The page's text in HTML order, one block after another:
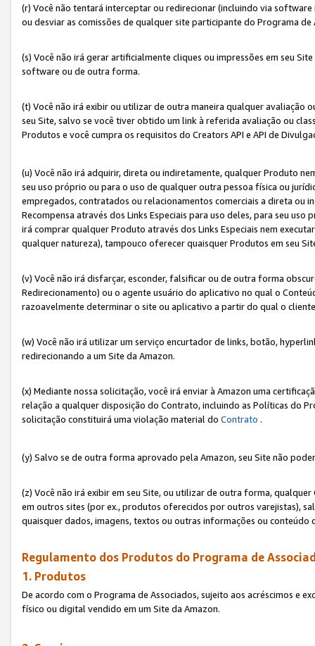
(r) Você não tentará interceptar ou redirecionar (incluindo via
ou desviar as comissões de qualquer site participante do Programa de
(s) Você não irá gerar artificialmente cliques ou impressões em seu
software ou de outra forma.
(t) Você não irá exibir ou utilizar de outra maneira qualquer avaliação
seu Site, salvo se você tiver obtido um link à referida avaliação ou
Produtos e você cumpra os requisitos do Creators API e API de
(u) Você não irá adquirir, direta ou indiretamente, qualquer Produto
seu uso próprio ou para o uso de qualquer outra pessoa física ou
empregados, contratados ou relacionamentos comerciais a direta ou
Recompensa através dos Links Especiais para uso deles, para seu
irá comprar qualquer Produto através dos Links Especiais nem
qualquer natureza), tampouco oferecer quaisquer Produtos em seu
(v) Você não irá disfarçar, esconder, falsificar ou de outra forma
Redirecionamento) ou o agente usuário do aplicativo no qual o
razoavelmente determinar o site ou aplicativo a partir do qual o
(w) Você não irá utilizar um serviço encurtador de links, botão,
redirecionando a um Site da Amazon.
(x) Mediante nossa solicitação, você irá enviar à Amazon uma
relação a qualquer disposição do Contrato, incluindo as Políticas do
solicitação constituirá uma violação material do Contrato .
(y) Salvo se de outra forma aprovado pela Amazon, seu Site não
(z) Você não irá exibir em seu Site, ou utilizar de outra forma,
em outros sites (por ex., produtos oferecidos por outros varejistas),
quaisquer dados, imagens, textos ou outras informações ou
Regulamento dos Produtos do Programa de
1. Produtos
De acordo com o Programa de Associados, sujeito aos acréscimos e
físico ou digital vendido em um Site da Amazon.